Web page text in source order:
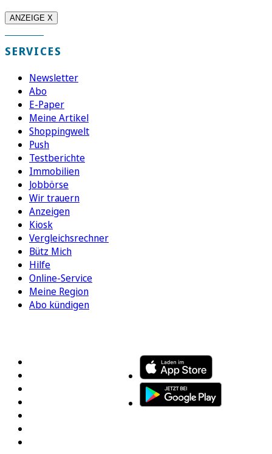
ANZEIGE X
SERVICES
Newsletter
Abo
E-Paper
Meine Artikel
Shoppingwelt
Push
Testberichte
Immobilien
Jobbörse
Wir trauern
Anzeigen
Kiosk
Vergleichsrechner
Bütz Mich
Hilfe
Online-Service
Meine Region
Abo kündigen